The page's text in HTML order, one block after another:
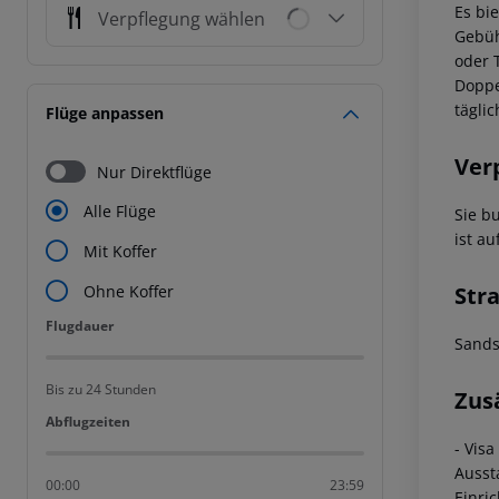
Verpflegung wählen
Flüge anpassen
Nur Direktflüge
Alle Flüge
Mit Koffer
Ohne Koffer
Flugdauer
Flugdauer
Bis zu 24 Stunden
Abflugzeiten
Abflugzeiten
00:00 23:59
Es
oder
Sie
ist
-